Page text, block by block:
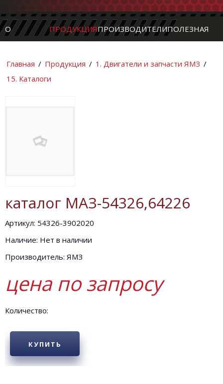
О ПРОДУКЦИЯПРОИЗВОДИТЕЛИПОЛЕЗНАЯ
Главная / Продукция / 1. Двигатели и запчасти ЯМЗ /
15. Каталоги
каталог МАЗ-54326,64226
Артикул: 54326-3902020
Наличие: Нет в наличии
Производитель: ЯМЗ
цена по запросу
Количество:
КУПИТЬ